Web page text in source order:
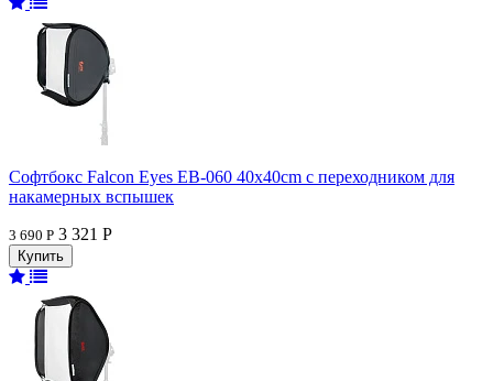
Софтбокс Falcon Eyes EB-060 40x40cm с переходником для
накамерных вспышек
3 690 Р 3 321 Р